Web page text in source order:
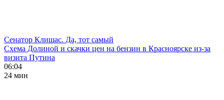
Сенатор Клишас. Да, тот самый
Схема Долиной и скачки цен на бензин в Красноярске из-за
визита Путина
06:04
24 мин